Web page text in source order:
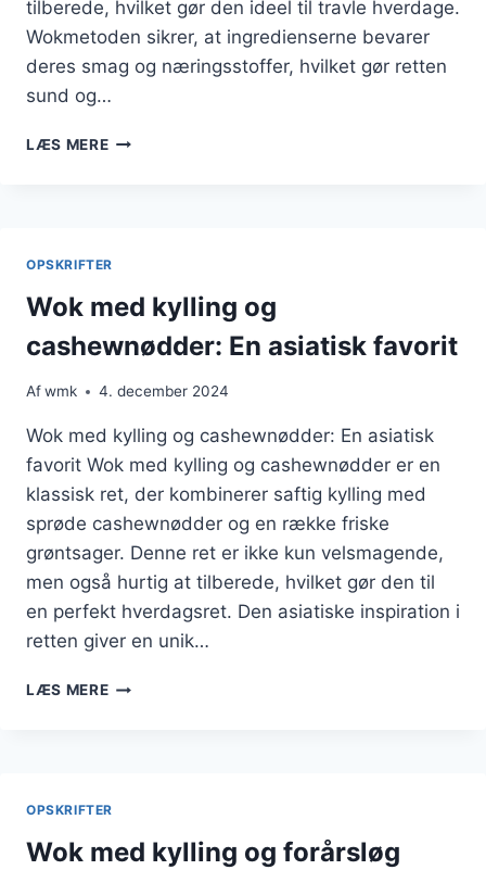
tilberede, hvilket gør den ideel til travle hverdage.
Wokmetoden sikrer, at ingredienserne bevarer
deres smag og næringsstoffer, hvilket gør retten
sund og…
LÆS MEREWOK
VIBES
OPSKRIFTER
Wok med kylling og
cashewnødder: En asiatisk favorit
Afwmk 4. december 2024
Wok med kylling og cashewnødder: En asiatisk
favorit Wok med kylling og cashewnødder er en
klassisk ret, der kombinerer saftig kylling med
sprøde cashewnødder og en række friske
grøntsager. Denne ret er ikke kun velsmagende,
men også hurtig at tilberede, hvilket gør den til
en perfekt hverdagsret. Den asiatiske inspiration i
retten giver en unik…
LÆS MEREWOK
FAVORIT
OPSKRIFTER
Wok med kylling og forårsløg